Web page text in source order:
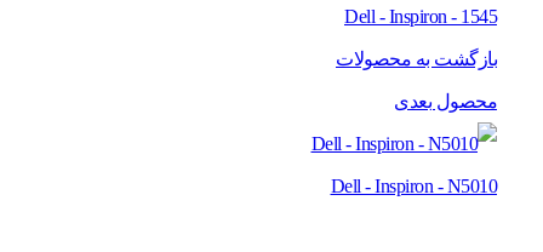
Dell - Inspiron - 1545
بازگشت به محصولات
محصول بعدی
Dell - Inspiron - N5010